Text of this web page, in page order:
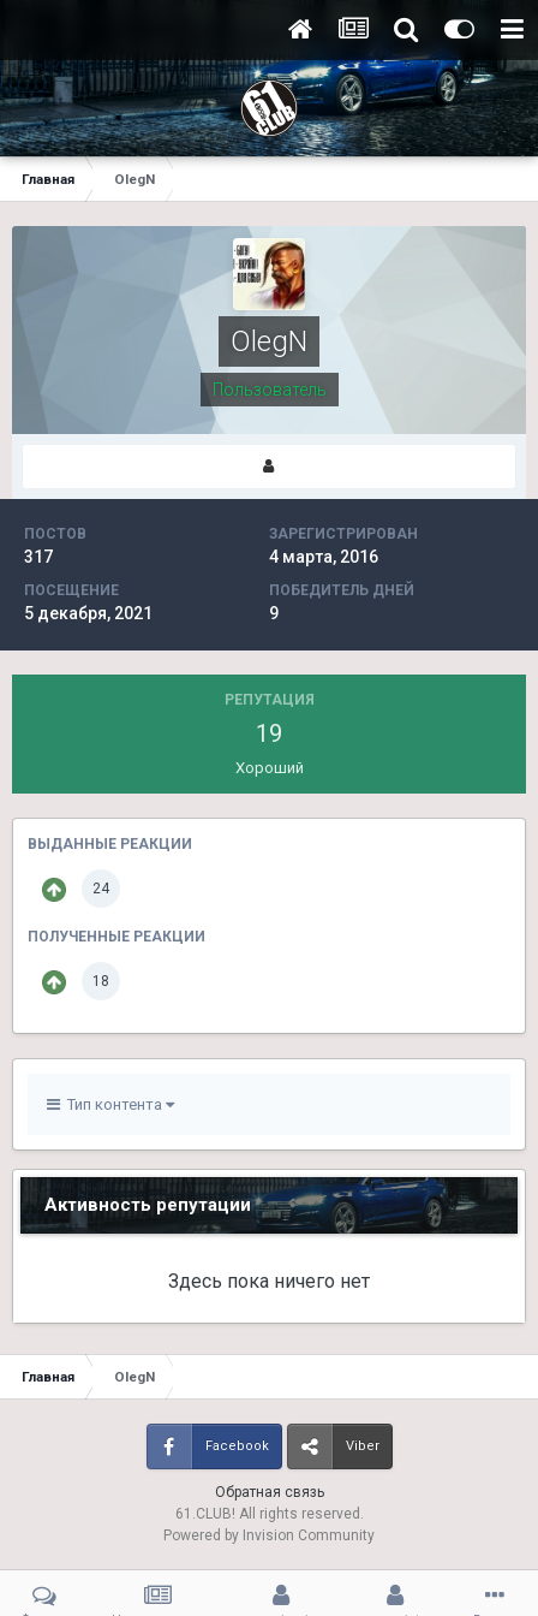
Главная OlegN
OlegN
Пользователь
ПОСТОВ
317
ЗАРЕГИСТРИРОВАН
4 марта, 2016
ПОСЕЩЕНИЕ
5 декабря, 2021
ПОБЕДИТЕЛЬ ДНЕЙ
9
РЕПУТАЦИЯ
19
Хороший
ВЫДАННЫЕ РЕАКЦИИ
24
ПОЛУЧЕННЫЕ РЕАКЦИИ
18
Тип контента
Активность репутации
Здесь пока ничего нет
Главная OlegN
Обратная связь
Facebook Viber
61.CLUB! All rights reserved.
Powered by Invision Community